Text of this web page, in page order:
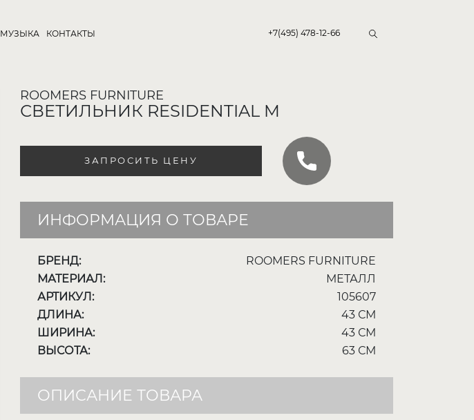
МУЗЫКА КОНТАКТЫ +7(495) 478-12-66
ROOMERS FURNITURE
СВЕТИЛЬНИК RESIDENTIAL M
ЗАПРОСИТЬ ЦЕНУ
ИНФОРМАЦИЯ О ТОВАРЕ
БРЕНД:
ROOMERS FURNITURE
МАТЕРИАЛ:
МЕТАЛЛ
АРТИКУЛ:
105607
ДЛИНА:
43 СМ
ШИРИНА:
43 СМ
ВЫСОТА:
63 СМ
ОПИСАНИЕ ТОВАРА